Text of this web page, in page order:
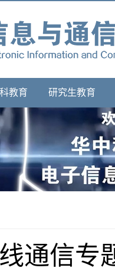
教育 研究生教育
通信专